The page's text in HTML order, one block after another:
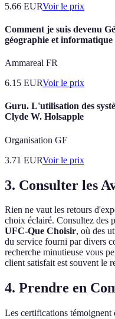
5.66 EURVoir le prix
Comment je suis devenu
géographie et
Ammareal FR
6.15 EURVoir le prix
Guru. L'utilisation des
Clyde W. Holsapple
Organisation GF
3.71 EURVoir le prix
3. Consulter les
Rien ne vaut les retours
choix éclairé. Consultez des
UFC-Que Choisir, où des
du service fourni par divers
recherche minutieuse vous
client satisfait est souvent le
4. Prendre en
Les certifications témoignent